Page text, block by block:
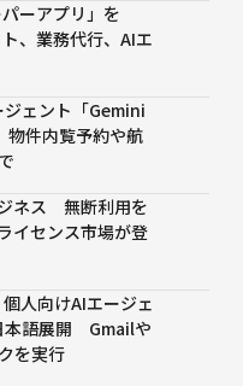
ーアプリ」を
、業務代行、AIエ
ェント「Gemini
件内覧予約や航
ネス 無断利用を
イセンス市場が登
人向けAIエージェ
本語展開 Gmailや
を実行